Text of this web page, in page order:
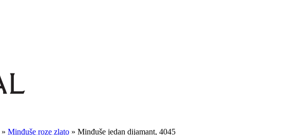
» Minđuše roze zlato » Minđuše jedan dijamant, 4045